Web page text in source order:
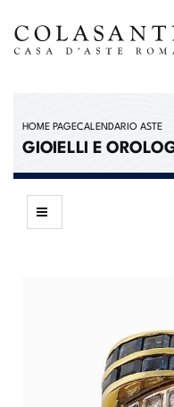
HOME PAGECALENDARIO ASTE
GIOIELLI E